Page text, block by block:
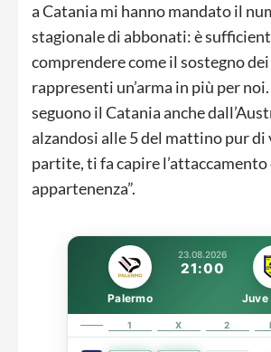
a Catania mi hanno mandato il
stagionale di abbonati: è
comprendere come il sostegno
rappresenti un’arma in più per
seguono il Catania anche
alzandosi alle 5 del mattino pur di
partite, ti fa capire l’attaccamento
appartenenza”.
23.08.2026
21:00
Palermo Juve
1 X 2